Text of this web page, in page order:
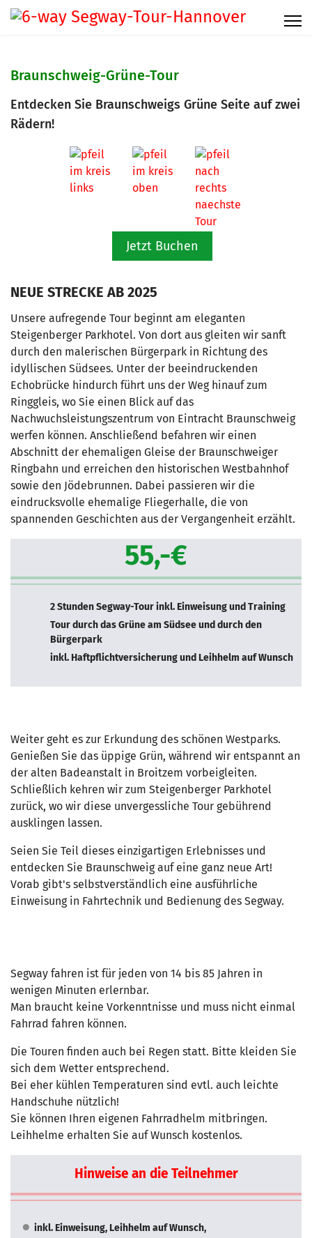
Braunschweig-Grüne-Tour
Entdecken Sie Braunschweigs Grüne Seite auf zwei
Rädern!
Jetzt Buchen
NEUE STRECKE AB 2025
Unsere aufregende Tour beginnt am eleganten
Steigenberger Parkhotel. Von dort aus gleiten wir sanft
durch den malerischen Bürgerpark in Richtung des
idyllischen Südsees. Unter der beeindruckenden
Echobrücke hindurch führt uns der Weg hinauf zum
Ringgleis, wo Sie einen Blick auf das
Nachwuchsleistungszentrum von Eintracht Braunschweig
werfen können. Anschließend befahren wir einen
Abschnitt der ehemaligen Gleise der Braunschweiger
Ringbahn und erreichen den historischen Westbahnhof
sowie den Jödebrunnen. Dabei passieren wir die
eindrucksvolle ehemalige Fliegerhalle, die von
spannenden Geschichten aus der Vergangenheit erzählt.
55,-€
2 Stunden Segway-Tour inkl. Einweisung und Training
Tour durch das Grüne am Südsee und durch den
Bürgerpark
inkl. Haftpflichtversicherung und Leihhelm auf Wunsch
Weiter geht es zur Erkundung des schönen Westparks.
Genießen Sie das üppige Grün, während wir entspannt an
der alten Badeanstalt in Broitzem vorbeigleiten.
Schließlich kehren wir zum Steigenberger Parkhotel
zurück, wo wir diese unvergessliche Tour gebührend
ausklingen lassen.
Seien Sie Teil dieses einzigartigen Erlebnisses und
entdecken Sie Braunschweig auf eine ganz neue Art!
Vorab gibt's selbstverständlich eine ausführliche
Einweisung in Fahrtechnik und Bedienung des Segway.
Segway fahren ist für jeden von 14 bis 85 Jahren in
wenigen Minuten erlernbar.
Man braucht keine Vorkenntnisse und muss nicht einmal
Fahrrad fahren können.
Die Touren finden auch bei Regen statt. Bitte kleiden Sie
sich dem Wetter entsprechend.
Bei eher kühlen Temperaturen sind evtl. auch leichte
Handschuhe nützlich!
Sie können Ihren eigenen Fahrradhelm mitbringen.
Leihhelme erhalten Sie auf Wunsch kostenlos.
Hinweise an die Teilnehmer
inkl. Einweisung, Leihhelm auf Wunsch,